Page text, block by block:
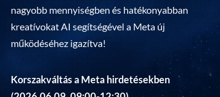
nagyobb mennyiségben és hatékonyabban
kreatívokat AI segítségével a Meta új
működéséhez igazítva!
Korszakváltás a Meta hirdetésekben